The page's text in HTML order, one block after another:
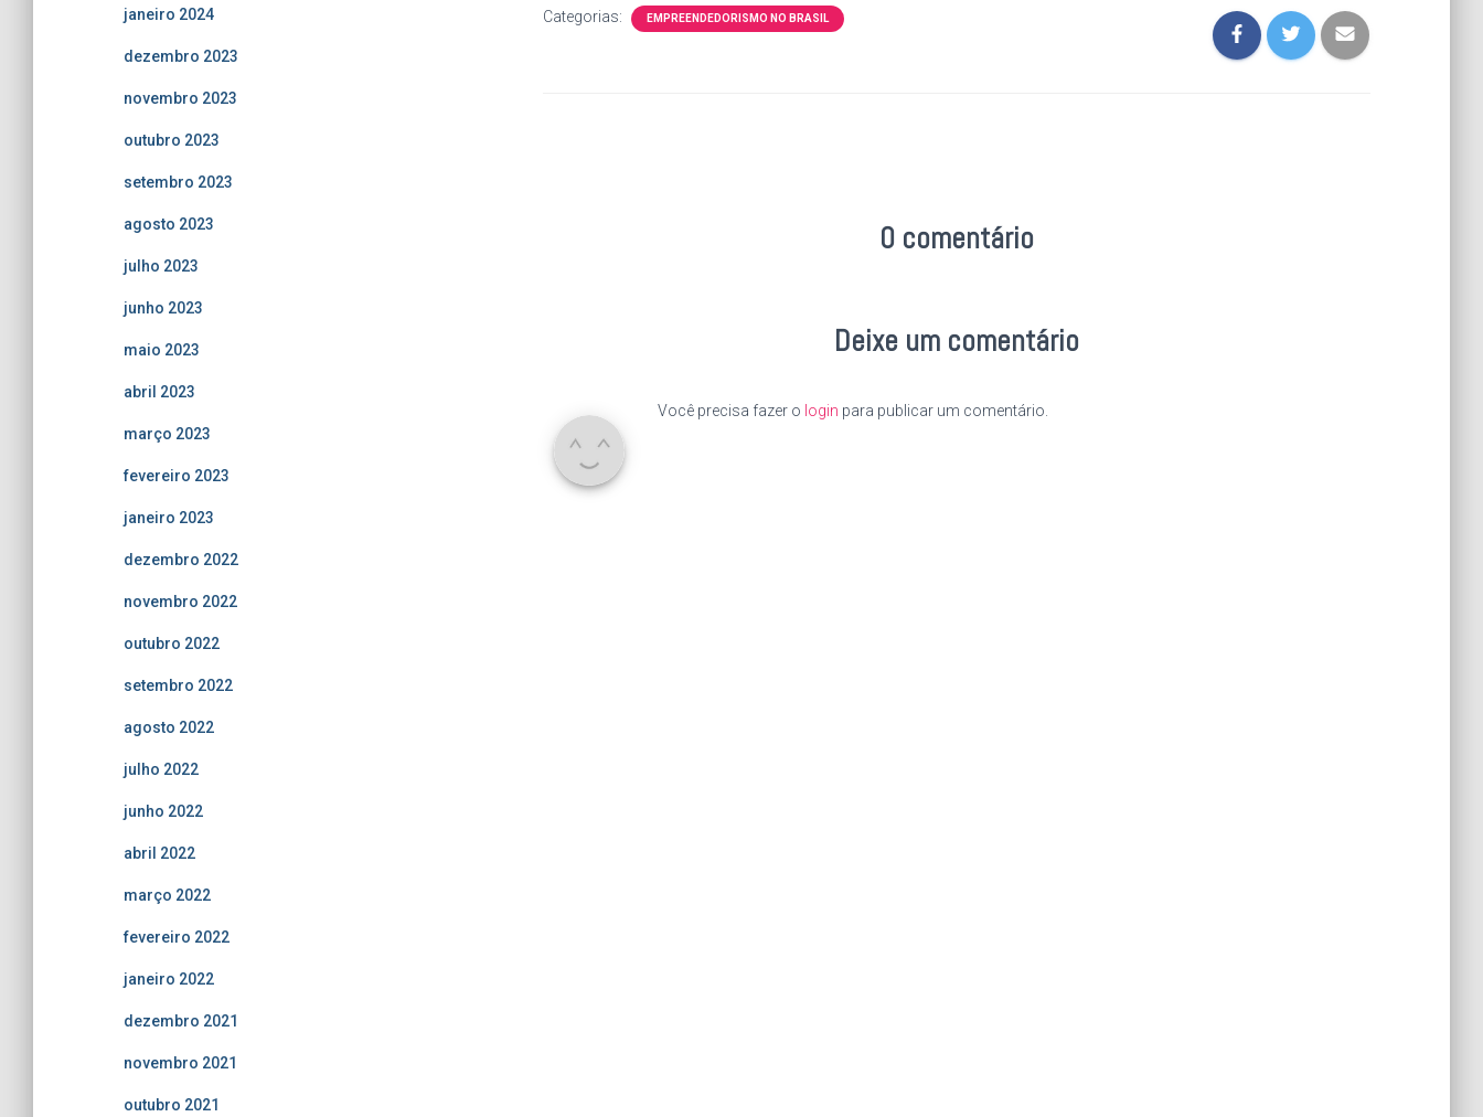
janeiro 2024
dezembro 2023
novembro 2023
outubro 2023
setembro 2023
agosto 2023
julho 2023
junho 2023
maio 2023
abril 2023
março 2023
fevereiro 2023
janeiro 2023
dezembro 2022
novembro 2022
outubro 2022
setembro 2022
agosto 2022
julho 2022
junho 2022
abril 2022
março 2022
fevereiro 2022
janeiro 2022
dezembro 2021
novembro 2021
outubro 2021
Categorias: EMPREENDEDORISMO NO BRASIL
0 comentário
Deixe um comentário
Você precisa fazer o login para publicar um comentário.